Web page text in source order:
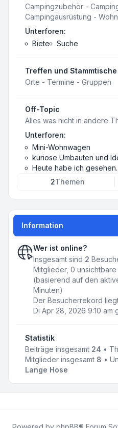
Campingzubehör -
Campingausrüstung -
Unterforen:
Biete
Suche
Treffen und Stammtische
Orte - Termine - Gruppen
Off-Topic
Alles was nicht in andere
Unterforen:
Mini-Wohnwagen
kuriose Umbauten und
Heute habe ich
2Themen
Information
Wer ist online?
Insgesamt sind 2
Mitglieder, 0
(basierend auf den
Minuten)
Der Besucherrekord
Di Apr 28, 2026 9:10 am
Statistik
Beiträge insgesamt 24 •
Mitglieder insgesamt 8 •
Lange Hose